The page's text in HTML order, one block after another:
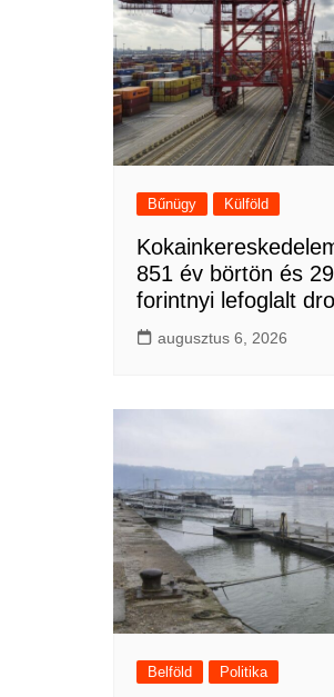
Bűnügy Külföld
851 év börtön és
forintnyi lefoglalt
augusztus 6, 2026
Belföld Politika